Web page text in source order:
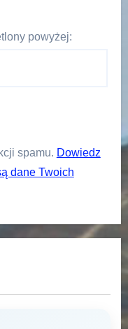
powyżej:
spamu. Dowiedz
dane Twoich